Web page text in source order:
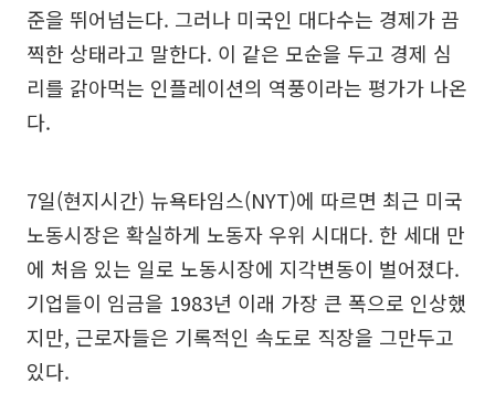
준을 뛰어넘는다. 그러나 미국인 대다수는 경제가 끔
찍한 상태라고 말한다. 이 같은 모순을 두고 경제 심
리를 갉아먹는 인플레이션의 역풍이라는 평가가 나온
다.
7일(현지시간) 뉴욕타임스(NYT)에 따르면 최근 미국
노동시장은 확실하게 노동자 우위 시대다. 한 세대 만
에 처음 있는 일로 노동시장에 지각변동이 벌어졌다.
기업들이 임금을 1983년 이래 가장 큰 폭으로 인상했
지만, 근로자들은 기록적인 속도로 직장을 그만두고
있다.